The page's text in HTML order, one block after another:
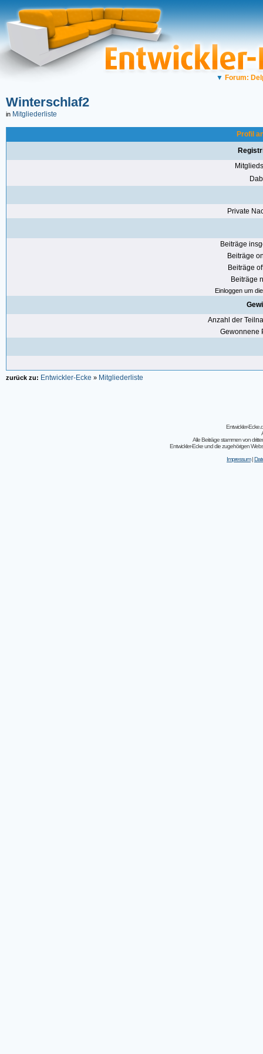
▼ Forum:
Winterschlaf2
in Mitgliederliste
Profil
Private
Beiträge
Beiträge
Beiträge
Beiträge
Einloggen um
Anzahl der
Gewonnene
zurück zu: Entwickler-Ecke » Mitgliederliste
Entwickler-
Alle Beiträge stammen von
Entwickler-Ecke und die zugehörigen
Impressum|